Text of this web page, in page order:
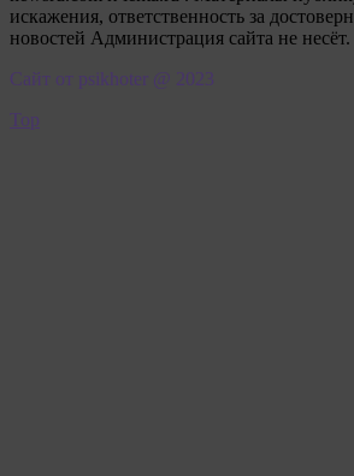
искажения, ответственность за
новостей Администрация сайта не несёт.
Сайт от psikhoter @ 2023
Top